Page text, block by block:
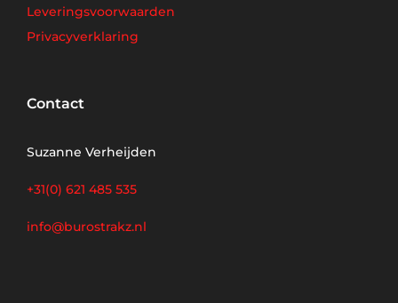
Leveringsvoorwaarden
Privacyverklaring
Contact
Suzanne Verheijden
+31(0) 621 485 535
info@burostrakz.nl